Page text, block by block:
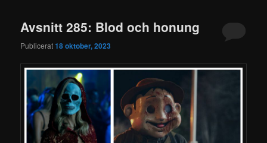
Avsnitt 285: Blod och honung
Publicerat18 oktober, 2023